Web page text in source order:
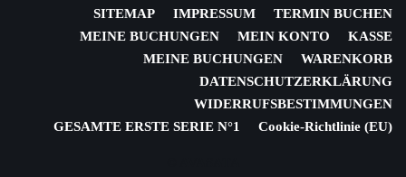
SITEMAP IMPRESSUM
TERMIN BUCHEN
MEINE BUCHUNGEN
MEIN KONTO
KASSE
MEINE BUCHUNGEN
WARENKORB
DATENSCHUTZERKLÄRUNG
WIDERRUFSBESTIMMUNGEN
GESAMTE ERSTE SERIE N°1
Cookie-Richtlinie (EU)